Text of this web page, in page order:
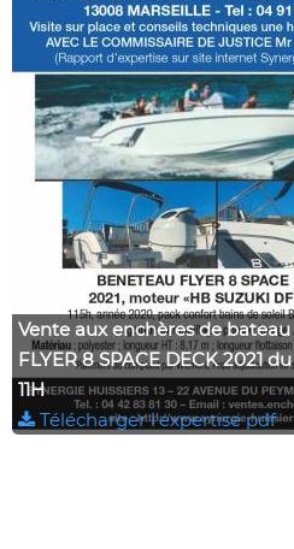
Vente aux enchères de bateau
FLYER 8 SPACE DECK 2021
11H
Télécharger l'expertise pdf